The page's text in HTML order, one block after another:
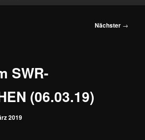
Nächster →
SWR-
(06.03.19)
2019